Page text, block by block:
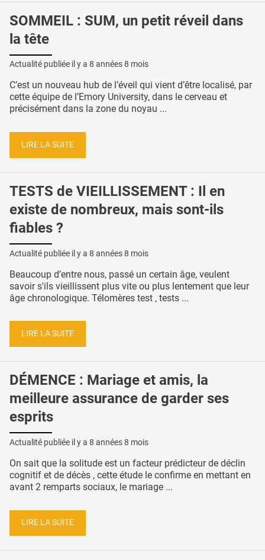
SOMMEIL : SUM, un petit réveil dans
la tête
Actualité publiée il y a 8 années 8 mois
C’est un nouveau hub de l’éveil qui vient d’être localisé, par
cette équipe de l’Emory University, dans le cerveau et
précisément dans la zone du noyau ...
LIRE LA SUITE
TESTS de VIEILLISSEMENT : Il en
existe de nombreux, mais sont-ils
fiables ?
Actualité publiée il y a 8 années 8 mois
Beaucoup d’entre nous, passé un certain âge, veulent
savoir s'ils vieillissent plus vite ou plus lentement que leur
âge chronologique. Télomères test , tests ...
LIRE LA SUITE
DÉMENCE : Mariage et amis, la
meilleure assurance de garder ses
esprits
Actualité publiée il y a 8 années 8 mois
On sait que la solitude est un facteur prédicteur de déclin
cognitif et de décès , cette étude le confirme en mettant en
avant 2 remparts sociaux, le mariage ...
LIRE LA SUITE